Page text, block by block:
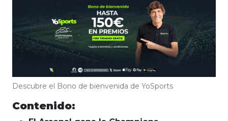
Descubre el Bono de bienvenida de YoSports
Contenido: